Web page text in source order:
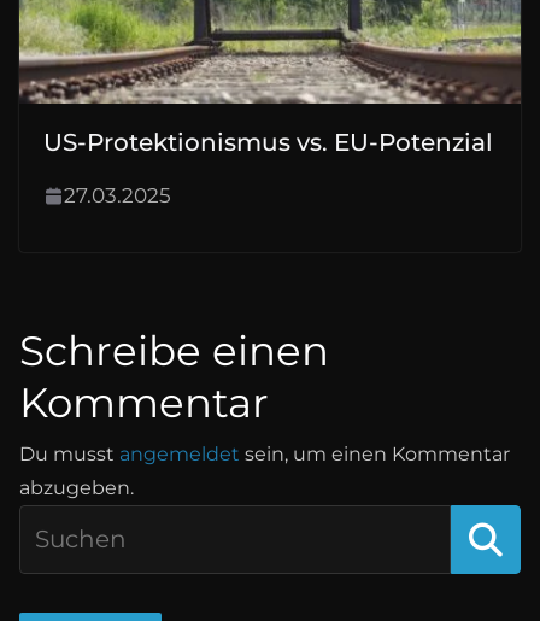
US-Protektionismus vs. EU-Potenzial
27.03.2025
Schreibe einen
Kommentar
Du musst angemeldet sein, um einen Kommentar
abzugeben.